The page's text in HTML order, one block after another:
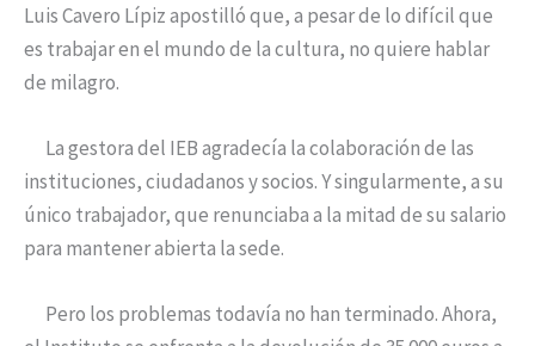
Luis Cavero Lípiz apostilló que, a pesar de lo difícil que
es trabajar en el mundo de la cultura, no quiere hablar
de milagro.
La gestora del IEB agradecía la colaboración de las
instituciones, ciudadanos y socios. Y singularmente, a su
único trabajador, que renunciaba a la mitad de su salario
para mantener abierta la sede.
Pero los problemas todavía no han terminado. Ahora,